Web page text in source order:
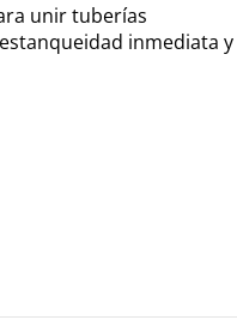
unir tuberías
inmediata y